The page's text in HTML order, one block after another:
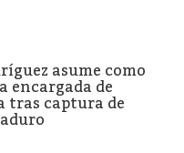
asume como
encargada de
tras captura de